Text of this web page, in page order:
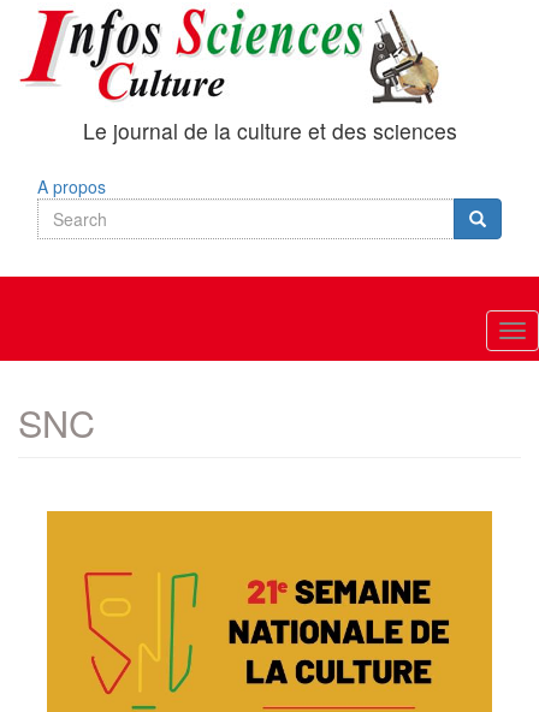
main
content
Le journal de la culture et des sciences
A propos
Search
Search Search
SNC